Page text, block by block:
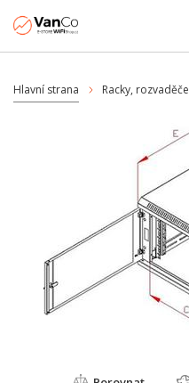
Hlavní strana Racky, rozvaděče